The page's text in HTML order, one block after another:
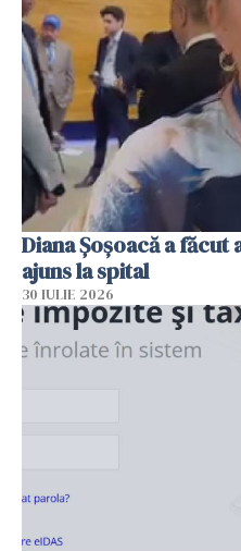
Diana Șoșoacă a
ajuns la spital
30 IULIE 2026